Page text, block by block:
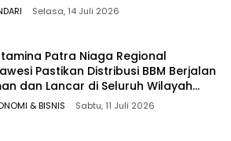
Selasa, 14 Juli 2026
Patra Niaga Regional
Pastikan Distribusi BBM Berjalan
dan Lancar di Seluruh Wilayah
& BISNIS Sabtu, 11 Juli 2026